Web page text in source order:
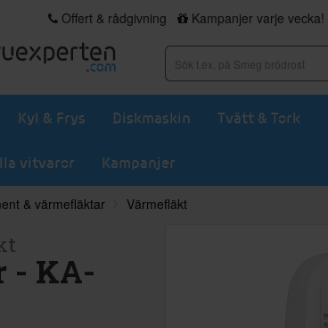
Offert & rådgivning Kampanjer varje vecka!
Kyl & Frys Diskmaskin Tvätt & Tork
vitvaror Kampanjer
& värmefläktar Värmefläkt
- KA-